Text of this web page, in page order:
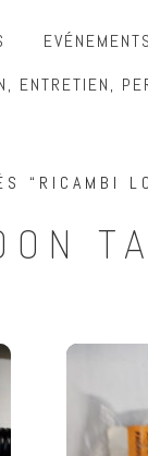
ENTRETIEN,
“RICAMBI